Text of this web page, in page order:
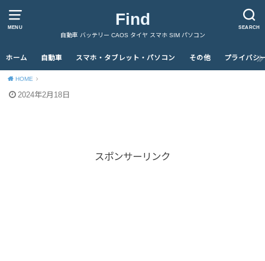
MENU SEARCH
Find
自動車 バッテリー CAOS タイヤ スマホ SIM パソコン
ホーム 自動車 スマホ・タブレット・パソコン その他 プライバシ
HOME
2024年2月18日
スポンサーリンク